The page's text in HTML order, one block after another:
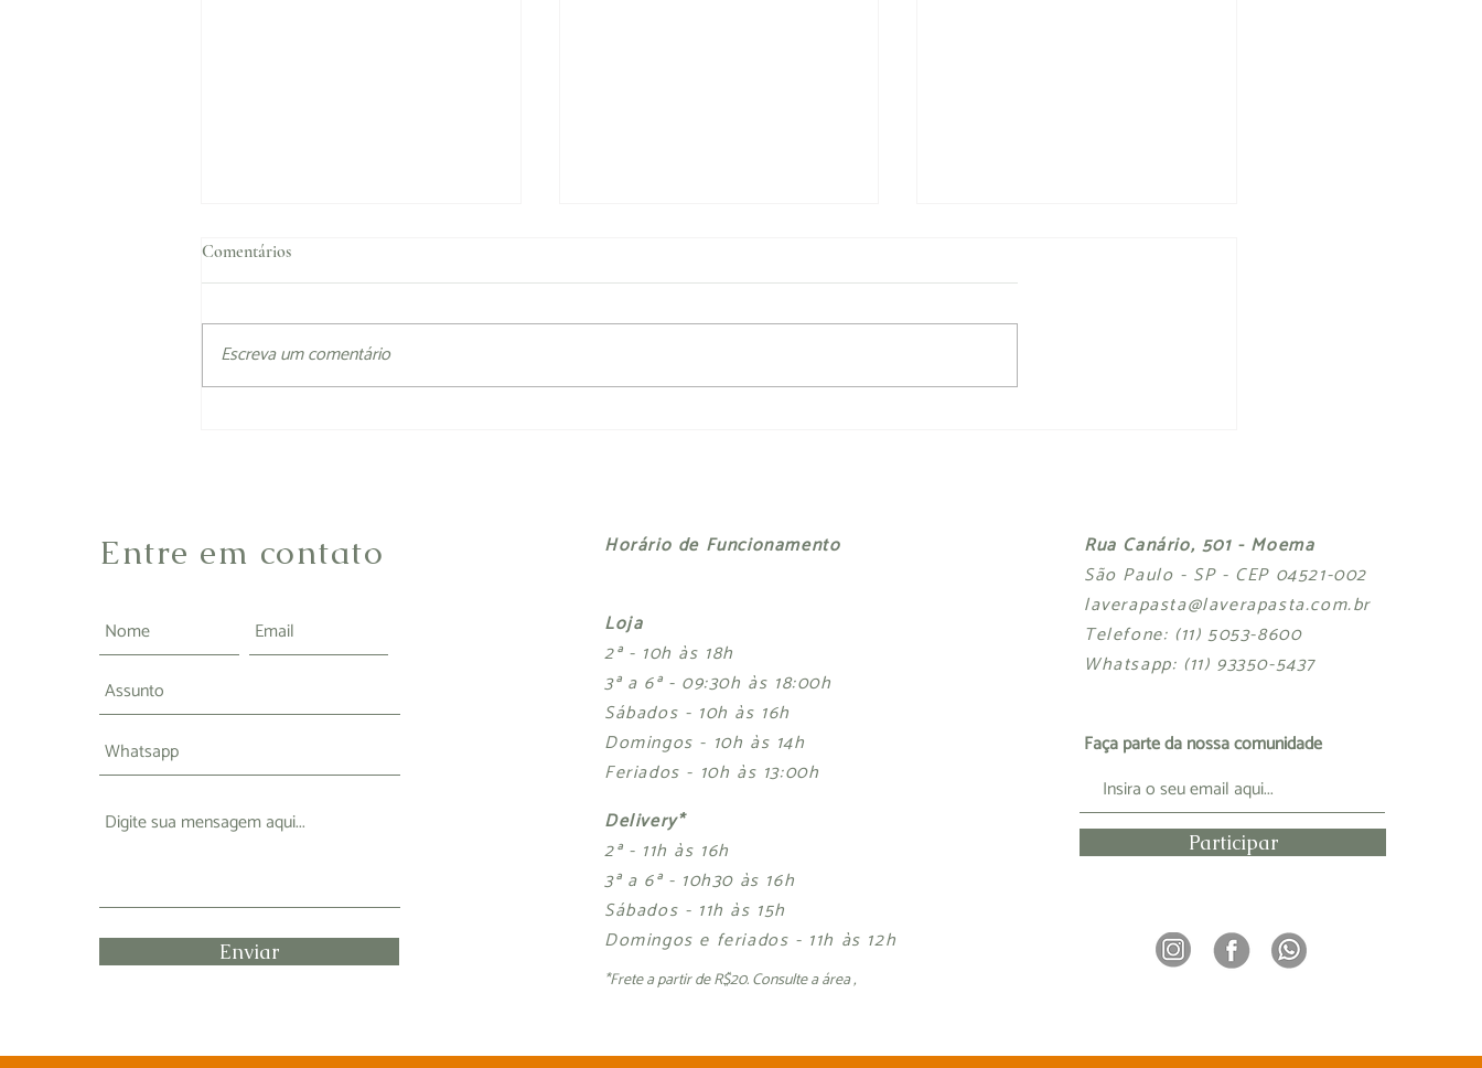
Por que plástico-zero?
Fim à poluição dos ocenos Guia de zero-desperdício
Comentários
Escreva um comentário
Entre em contato
Enviar
Horário de Funcionamento
Loja
2ª - 10h às 18h
3ª a 6ª - 09:30h às 18:00h
Sábados - 10h às 16h
Domingos - 10h às 14h
Feriados - 10h às 13:00h
Delivery*
2ª - 11h às 16h
3ª a 6ª - 10h30 às 16h
Sábados - 11h às 15h
Domingos e feriados - 11h às 12h
*Frete a partir de R$20. Consulte a área ,
Rua Canário, 501 - Moema
São Paulo - SP - CEP 04521-002
laverapasta@laverapasta.com.br
Telefone: (11) 5053-8600
Whatsapp: (11) 93350-5437
Faça parte da nossa comunidade
Participar